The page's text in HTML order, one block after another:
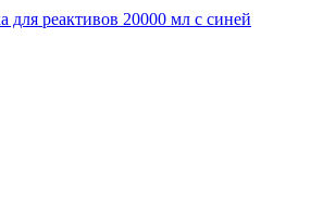
для реактивов 20000 мл с синей